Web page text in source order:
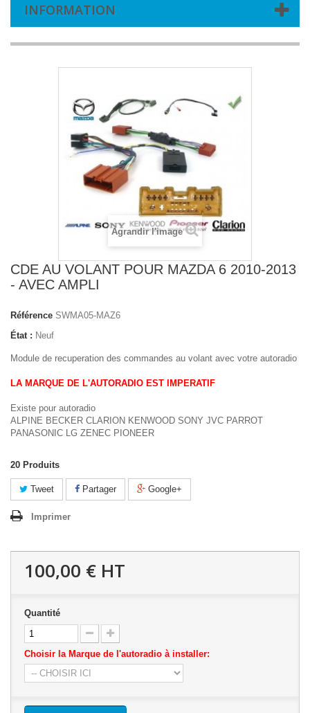
INFORMATION
Agrandir l'image
CDE AU VOLANT POUR MAZDA 6 2010-2013
- AVEC AMPLI
Référence SWMA05-MAZ6
État : Neuf
Module de recuperation des commandes au volant avec votre autoradio
LA MARQUE DE L'AUTORADIO EST IMPERATIF
Existe pour autoradio
ALPINE BECKER CLARION KENWOOD SONY JVC PARROT
PANASONIC LG ZENEC PIONEER
20 Produits
Tweet Partager Google+
Imprimer
100,00 € HT
Quantité
Choisir la Marque de l'autoradio à installer: